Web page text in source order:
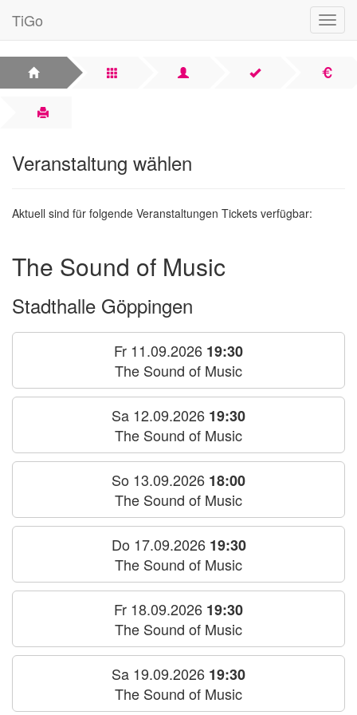
TiGo
Veranstaltung wählen
Aktuell sind für folgende Veranstaltungen Tickets verfügbar:
The Sound of Music
Stadthalle Göppingen
Fr 11.09.2026 19:30
The Sound of Music
Sa 12.09.2026 19:30
The Sound of Music
So 13.09.2026 18:00
The Sound of Music
Do 17.09.2026 19:30
The Sound of Music
Fr 18.09.2026 19:30
The Sound of Music
Sa 19.09.2026 19:30
The Sound of Music